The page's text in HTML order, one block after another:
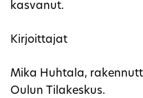
kasvanut.
Kirjoittajat
Mika Huhtala,
Oulun Tilakeskus.